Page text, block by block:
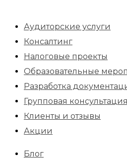
Аудиторские услуги
Консалтинг
Налоговые проекты
Образовательные
Разработка
Групповая консультация
Клиенты и отзывы
Акции
Блог